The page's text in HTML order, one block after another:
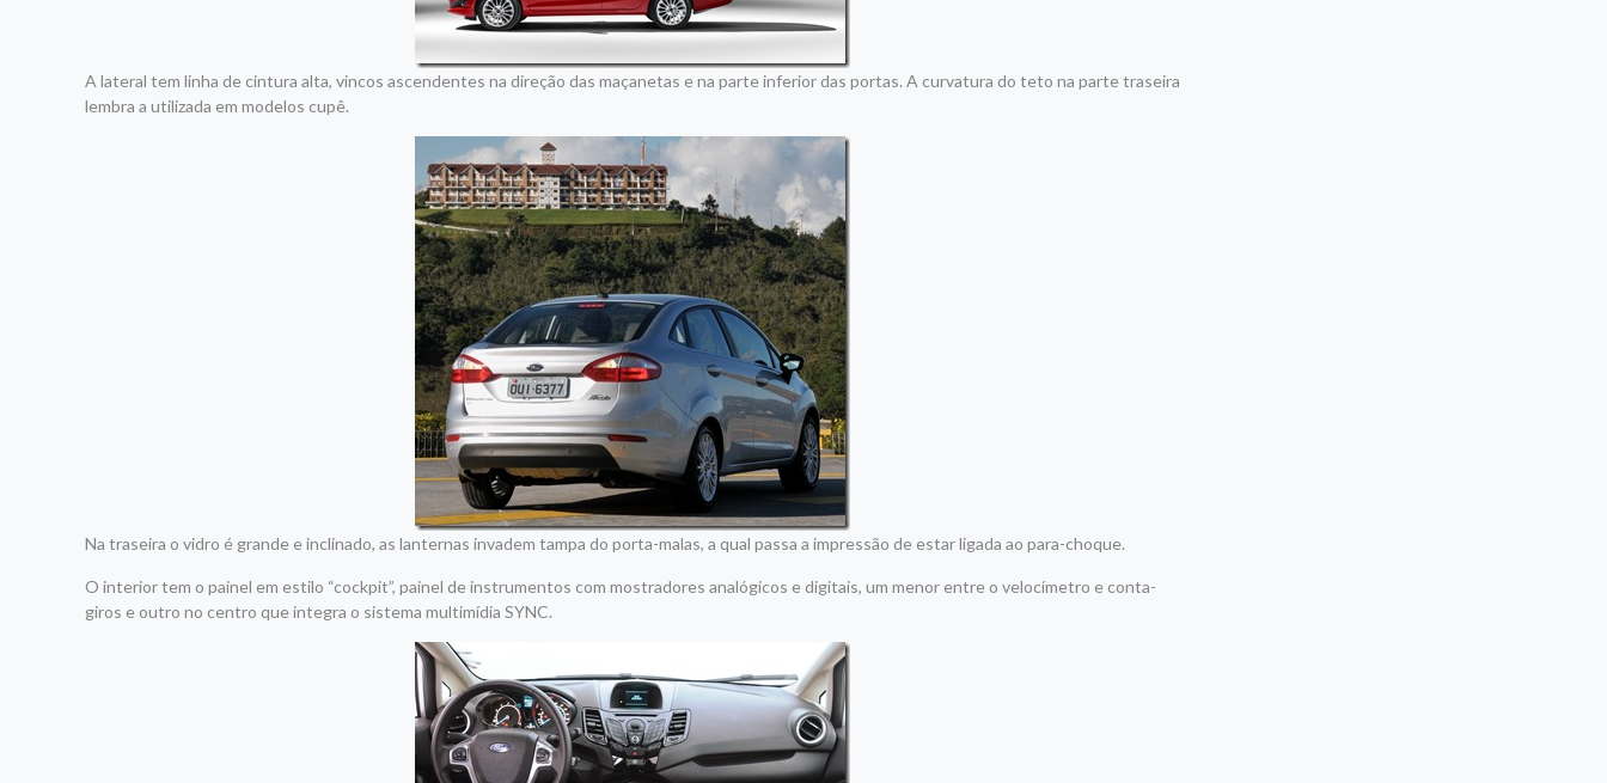
A lateral tem linha de cintura alta, vincos ascendentes na direção das maçanetas e na parte inferior das portas. A curvatura do teto na parte traseira
lembra a utilizada em modelos cupê.
Na traseira o vidro é grande e inclinado, as lanternas invadem tampa do porta-malas, a qual passa a impressão de estar ligada ao para-choque.
O interior tem o painel em estilo “cockpit”, painel de instrumentos com mostradores analógicos e digitais, um menor entre o velocímetro e conta-
giros e outro no centro que integra o sistema multimídia SYNC.